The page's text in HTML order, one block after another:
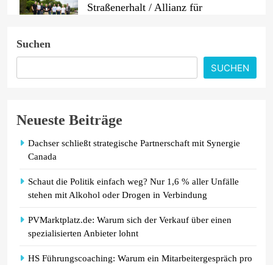
Straßenerhalt / Allianz für
E-Autos / Haushaltssteckdose ist und
bleibt eine Notlösung
Suchen
SUCHEN
Neueste Beiträge
Dachser schließt strategische Partnerschaft mit Synergie
Canada
Schaut die Politik einfach weg? Nur 1,6 % aller Unfälle
stehen mit Alkohol oder Drogen in Verbindung
PVMarktplatz.de: Warum sich der Verkauf über einen
spezialisierten Anbieter lohnt
HS Führungscoaching: Warum ein Mitarbeitergespräch pro